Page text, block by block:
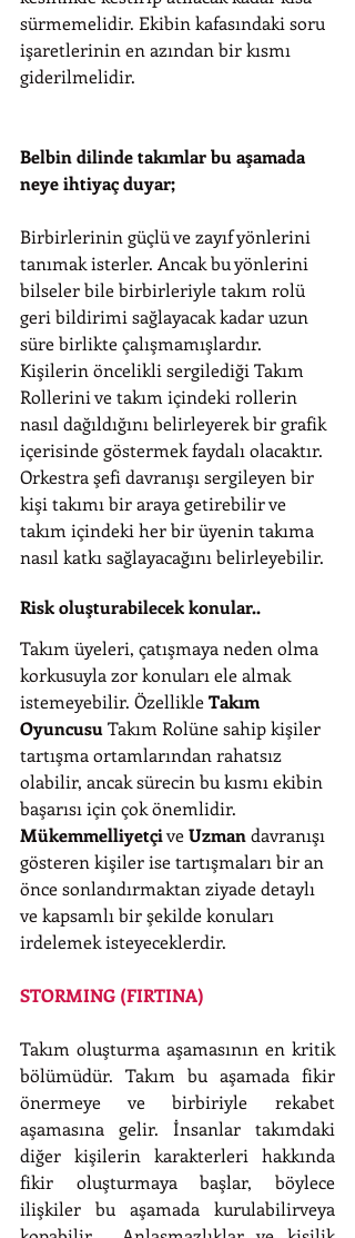
sürmemelidir. Ekibin kafasındaki soru
işaretlerinin en azından bir kısmı
giderilmelidir.
Belbin dilinde takımlar bu aşamada
neye ihtiyaç duyar;
Birbirlerinin güçlü ve zayıf yönlerini
tanımak isterler. Ancak bu yönlerini
bilseler bile birbirleriyle takım rolü
geri bildirimi sağlayacak kadar uzun
süre birlikte çalışmamışlardır.
Kişilerin öncelikli sergilediği Takım
Rollerini ve takım içindeki rollerin
nasıl dağıldığını belirleyerek bir grafik
içerisinde göstermek faydalı olacaktır.
Orkestra şefi davranışı sergileyen bir
kişi takımı bir araya getirebilir ve
takım içindeki her bir üyenin takıma
nasıl katkı sağlayacağını belirleyebilir.
Risk oluşturabilecek konular..
Takım üyeleri, çatışmaya neden olma
korkusuyla zor konuları ele almak
istemeyebilir. Özellikle Takım
Oyuncusu Takım Rolüne sahip kişiler
tartışma ortamlarından rahatsız
olabilir, ancak sürecin bu kısmı ekibin
başarısı için çok önemlidir.
Mükemmelliyetçi ve Uzman davranışı
gösteren kişiler ise tartışmaları bir an
önce sonlandırmaktan ziyade detaylı
ve kapsamlı bir şekilde konuları
irdelemek isteyeceklerdir.
STORMING (FIRTINA)
Takım oluşturma aşamasının en kritik
bölümüdür. Takım bu aşamada fikir
önermeye ve birbiriyle rekabet
aşamasına gelir. İnsanlar takımdaki
diğer kişilerin karakterleri hakkında
fikir oluşturmaya başlar, böylece
ilişkiler bu aşamada kurulabilirveya